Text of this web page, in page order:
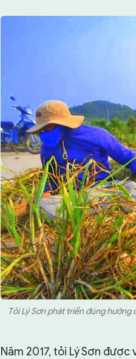
Tỏi Lý Sơn phát triển đúng
Năm 2017, tỏi Lý Sơn